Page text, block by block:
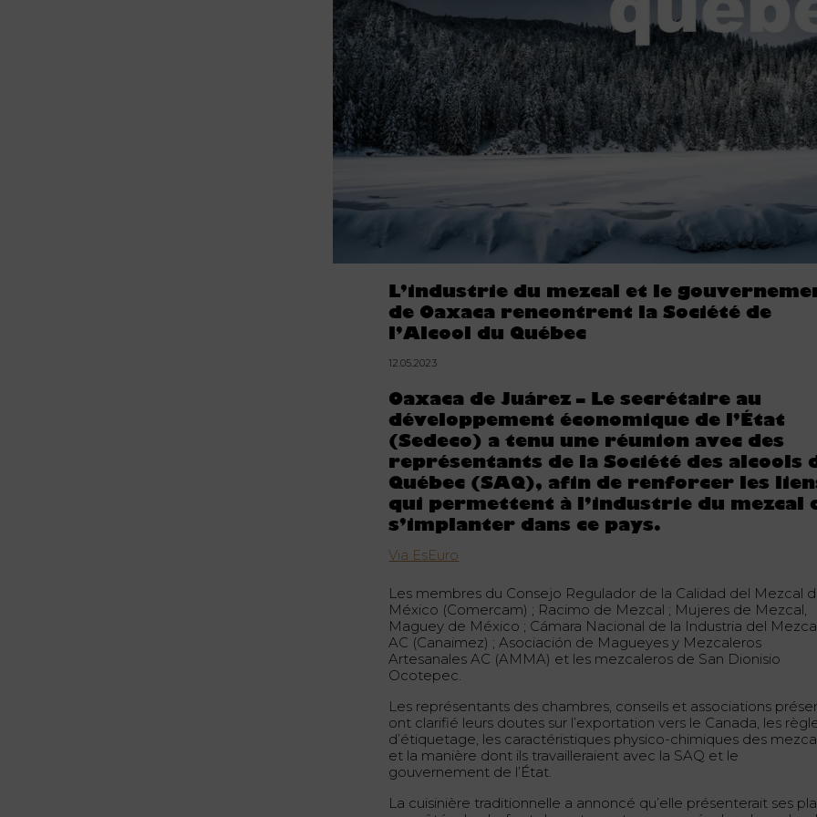
L’industrie du mezcal et le
de Oaxaca rencontrent la Société de
l’Alcool du Québec
12.05.2023
Oaxaca de Juárez – Le secrétaire au
développement économique de l’État
(Sedeco) a tenu une réunion avec des
représentants de la Société des alcools
Québec (SAQ), afin de renforcer les
qui permettent à l’industrie du mezcal
s’implanter dans ce pays.
Via EsEuro
Les membres du Consejo Regulador de la Calidad del Mezcal
México (Comercam) ; Racimo de Mezcal ; Mujeres de Mezcal,
Maguey de México ; Cámara Nacional de la Industria del
AC (Canaimez) ; Asociación de Magueyes y Mezcaleros
Artesanales AC (AMMA) et les mezcaleros de San Dionisio
Ocotepec.
Les représentants des chambres, conseils et associations
ont clarifié leurs doutes sur l’exportation vers le Canada, les
d’étiquetage, les caractéristiques physico-chimiques des
et la manière dont ils travailleraient avec la SAQ et le
gouvernement de l’État.
La cuisinière traditionnelle a annoncé qu’elle présenterait ses